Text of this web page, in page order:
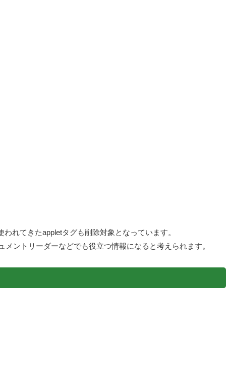
れてきたappletタグも削除対象となっています。
ントリーダーなどでも役立つ情報になると考えられます。